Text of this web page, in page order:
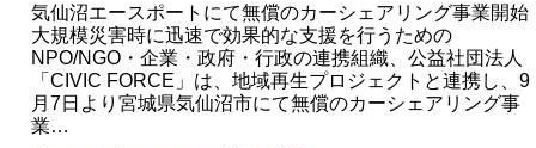
気仙沼エースポートにて無償のカーシェアリング事業開始
大規模災害時に迅速で効果的な支援を行うための
NPO/NGO・企業・政府・行政の連携組織、公益社団法人
「CIVIC FORCE」は、地域再生プロジェクトと連携し、9
月7日より宮城県気仙沼市にて無償のカーシェアリング事
業…